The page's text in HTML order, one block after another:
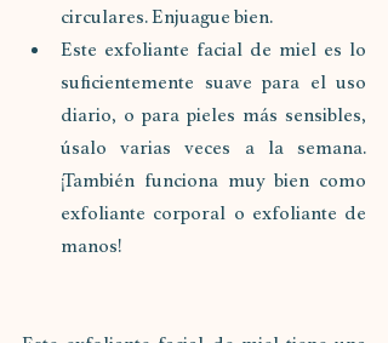
circulares. Enjuague bien.
Este exfoliante facial de miel es lo
suficientemente suave para el uso
diario, o para pieles más sensibles,
úsalo varias veces a la semana.
¡También funciona muy bien como
exfoliante corporal o exfoliante de
manos!